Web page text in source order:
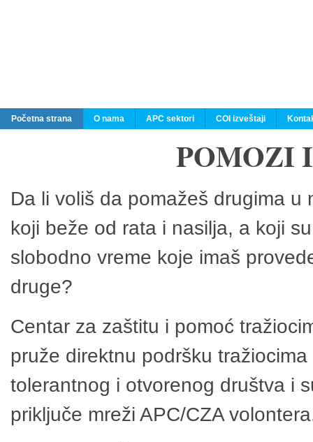
Početna strana O nama APC sektori COI izveštaji
POMOZI
Da li voliš da pomažeš drugima
koji beže od rata i nasilja, a koji
slobodno vreme koje imaš
druge?
Centar za zaštitu i pomoć
pruže direktnu podršku
tolerantnog i otvorenog društva i
priključe mreži APC/CZA